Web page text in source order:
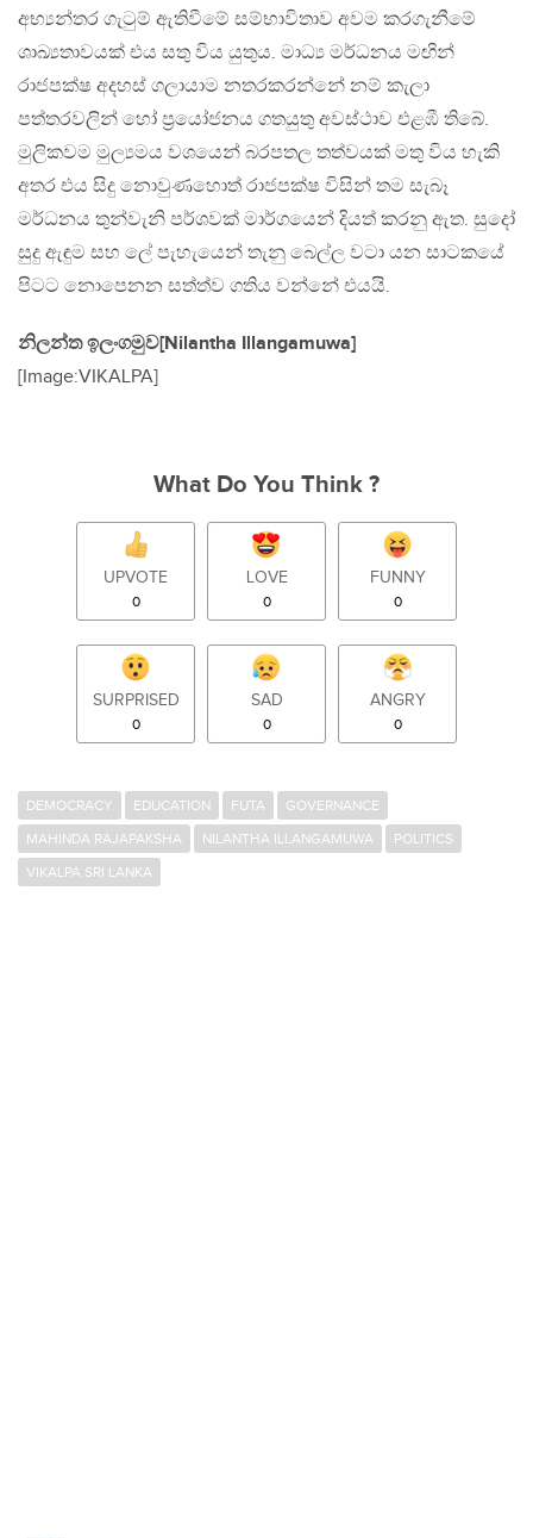
අභ්‍යන්තර ගැටුම් ඇතිවීමේ සම්භාවිතාව අවම කරගැනීමේ
ශාඛ්‍යතාවයක් එය සතු විය යුතුය. මාධ්‍ය මර්ධනය මඟින්
රාජපක්ෂ අදහස් ගලායාම නතරකරන්නේ නම් කැලා
පත්‍තරවලින් හෝ ප්‍රයෝජනය ගතයුතු අවස්ථාව එළඹී තිබේ.
මුලිකවම මුල්‍යමය වශයෙන් බරපතල තත්වයක් මතු විය හැකි
අතර එය සිදු නොවුණහොත් රාජපක්ෂ විසින් තම සැබෑ
මර්ධනය තුන්වැනි පර්ශවක් මාර්ගයෙන් දියත් කරනු ඇත. සුදෝ
සුදු ඇඳුම සහ ලේ පැහැයෙන් තැනු බෙල්ල වටා යන සාටකයේ
පිටට නොපෙනන සත්ත්ව ගතිය වන්නේ එයයි.
නිලන්ත ඉලංගමුව[Nilantha Illangamuwa]
[Image:VIKALPA]
What Do You Think ?
UPVOTE
0
LOVE
0
FUNNY
0
SURPRISED
0
SAD
0
ANGRY
0
DEMOCRACY EDUCATION FUTA
GOVERNANCE
MAHINDA RAJAPAKSHA
NILANTHA ILLANGAMUWA
POLITICS
VIKALPA SRI LANKA